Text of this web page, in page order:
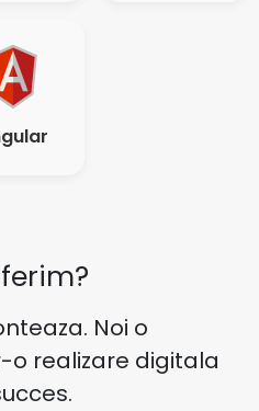
Noi o
realizare digitala